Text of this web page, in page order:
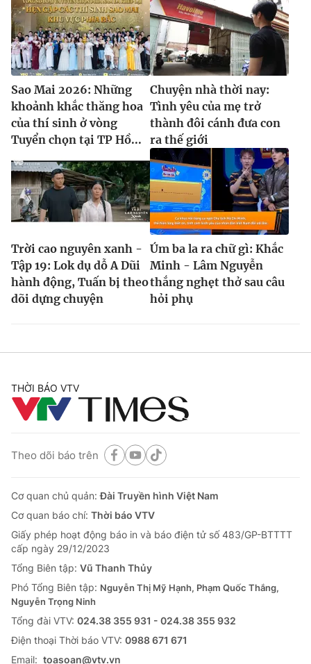
Sao Mai 2026: Những
khoảnh khắc thăng hoa
của thí sinh ở vòng
Tuyển chọn tại TP Hồ...
Chuyện nhà thời nay:
Tình yêu của mẹ trở
thành đôi cánh đưa con
ra thế giới
Trời cao nguyên xanh -
Tập 19: Lok dụ dỗ A Dũi
hành động, Tuấn bị theo
dõi dựng chuyện
Úm ba la ra chữ gì: Khắc
Minh - Lâm Nguyễn
thắng nghẹt thở sau câu
hỏi phụ
THỜI BÁO VTV
Theo dõi báo trên
Cơ quan chủ quản:Đài Truyền hình Việt Nam
Cơ quan báo chí: Thời báo VTV
Giấy phép hoạt động báo in và báo điện tử số 483/GP-BTTTT
cấp ngày 29/12/2023
Tổng Biên tập: Vũ Thanh Thủy
Phó Tổng Biên tập: Nguyễn Thị Mỹ Hạnh, Phạm Quốc Thắng,
Nguyễn Trọng Ninh
Tổng đài VTV: 024.38 355 931 - 024.38 355 932
Ðiện thoại Thời báo VTV: 0988 671 671
Email: toasoan@vtv.vn